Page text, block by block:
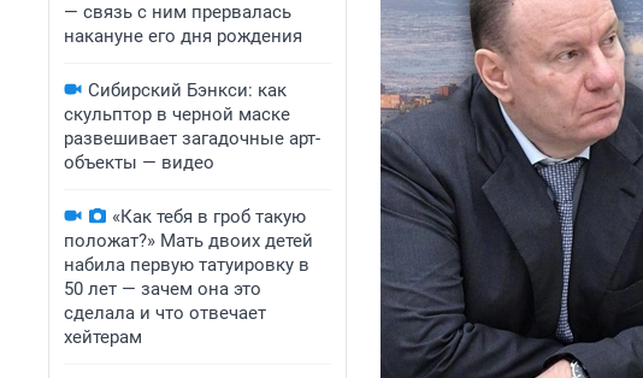
— связь с ним прервалась
накануне его дня рождения
Сибирский Бэнкси: как
скульптор в черной маске
развешивает загадочные арт-
объекты — видео
«Как тебя в гроб такую
положат?» Мать двоих детей
набила первую татуировку в
50 лет — зачем она это
сделала и что отвечает
хейтерам